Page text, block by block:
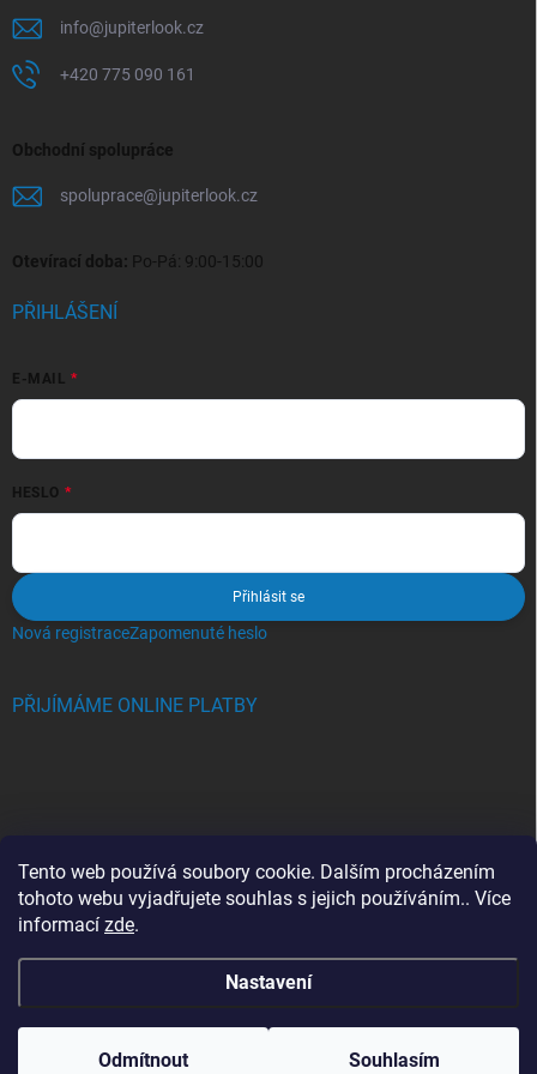
Tento web používá soubory cookie. Dalším procházením
tohoto webu vyjadřujete souhlas s jejich používáním.. Více
informací zde.
Nastavení
Odmítnout Souhlasím
info@jupiterlook.cz
+420 775 090 161
Obchodní spolupráce
spoluprace@jupiterlook.cz
Otevírací doba: Po-Pá: 9:00-15:00
PŘIHLÁŠENÍ
E-MAIL
HESLO
Přihlásit se
Nová registraceZapomenuté heslo
PŘIJÍMÁME ONLINE PLATBY
BLOG
Crocs, proč se svět zamiloval do těchto bot a proč je MUSÍTE mít
také?
Copyright 2026Jupiterlook.cz . Všechna práva vyhrazena.